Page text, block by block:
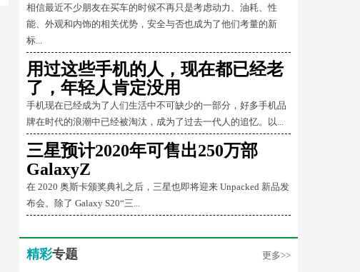
相信最近不少朋友在买车的时候不再只是考虑动力、油耗、性
能、外观和内饰的相关优势，安全与否也成为了他们考量的新
标...
用过这些手机的人，现在都已经老
了，年轻人肯定没用
手机现在已经成为了人们生活中不可缺少的一部分，好多手机品
牌在时代的浪潮中已经被淘汰，成为了过去一代人的追忆。以...
三星预计2020年可售出250万部
GalaxyZ
在 2020 奥斯卡颁奖典礼之后，三星也即将迎来 Unpacked 新品发
布会。除了 Galaxy S20“三...
精彩专题 更多>>